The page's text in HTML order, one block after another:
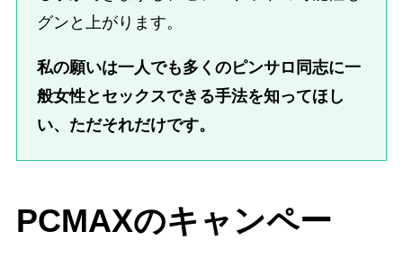
グンと上がります。
私の願いは一人でも多くのピンサロ同志に一
般女性とセックスできる手法を知ってほし
い、ただそれだけです。
PCMAXのキャンペー